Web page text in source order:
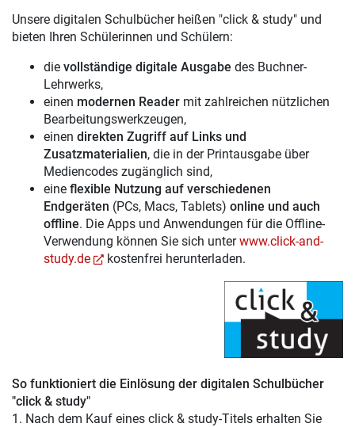
Unsere digitalen Schulbücher heißen "click & study" und
bieten Ihren Schülerinnen und Schülern:
die vollständige digitale Ausgabe des Buchner-
Lehrwerks,
einen modernen Reader mit zahlreichen nützlichen
Bearbeitungswerkzeugen,
einen direkten Zugriff auf Links und
Zusatzmaterialien, die in der Printausgabe über
Mediencodes zugänglich sind,
eine flexible Nutzung auf verschiedenen
Endgeräten (PCs, Macs, Tablets) online und auch
offline. Die Apps und Anwendungen für die Offline-
Verwendung können Sie sich unterwww.click-and-
study.de
kostenfrei herunterladen.
So funktioniert die Einlösung der digitalen Schulbücher
"click & study"
1. Nach dem Kauf eines click & study-Titels erhalten Sie